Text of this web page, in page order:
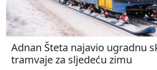
Adnan Šteta najavio ugradnu
tramvaje za sljedeću zimu